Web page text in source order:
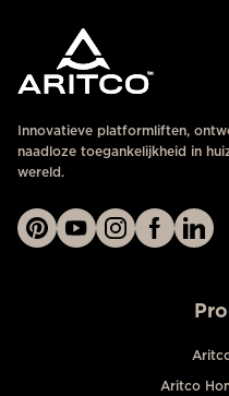
Innovatieve platformliften,
naadloze toegankelijkheid in
wereld.
Aritco